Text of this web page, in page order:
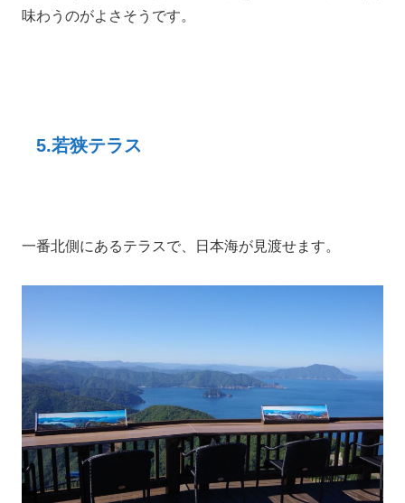
味わうのがよさそうです。
5.若狭テラス
一番北側にあるテラスで、日本海が見渡せます。